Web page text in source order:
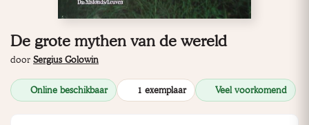
De grote mythen van de wereld
door Sergius Golowin
Online beschikbaar 1 exemplaar Veel voorkomend